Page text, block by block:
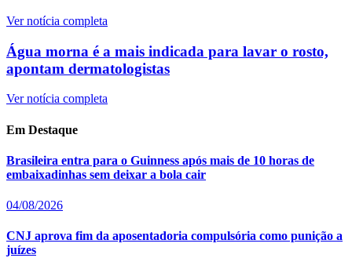
Ver notícia completa
Água morna é a mais indicada para lavar o rosto,
apontam dermatologistas
Ver notícia completa
Em Destaque
Brasileira entra para o Guinness após mais de 10 horas de
embaixadinhas sem deixar a bola cair
04/08/2026
CNJ aprova fim da aposentadoria compulsória como punição a
juízes